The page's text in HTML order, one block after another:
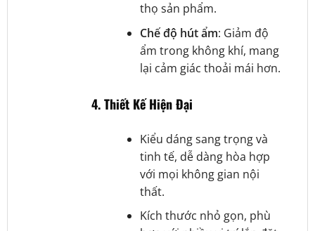
thọ sản phẩm.
Chế độ hút ẩm: Giảm độ
ẩm trong không khí, mang
lại cảm giác thoải mái hơn.
4.Thiết Kế Hiện Đại
Kiểu dáng sang trọng và
tinh tế, dễ dàng hòa hợp
với mọi không gian nội
thất.
Kích thước nhỏ gọn, phù